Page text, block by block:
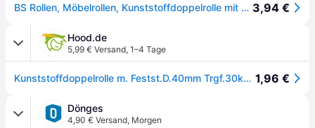
BS Rollen, Möbelrollen, Kunststoffdoppelrolle mit Feststeller Rad-Ø 40 mm Tragfähigkeit 30 kg mit Anschraubplatte Polyami... 3,94 €
Hood.de
5,99 € Versand, 1–4 Tage
Kunststoffdoppelrolle m. Festst.D.40mm Trgf.30kg m. Platte PA schwarz RAL 9005 1,96 €
Dönges
4,90 € Versand, Morgen